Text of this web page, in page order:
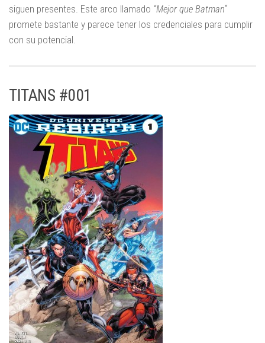
siguen presentes. Este arco llamado “Mejor que Batman”
promete bastante y parece tener los credenciales para cumplir
con su potencial.
TITANS #001